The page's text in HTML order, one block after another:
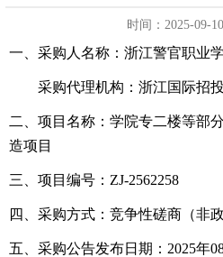
时间：2025-09-10
一、 采购人 名称：浙江警官职业
采购代理机构：浙江国际招
二、项目名称：学院专二楼等部
造项目
三、项目编号： ZJ-2562258
四、采购方式： 竞争性磋商（非
五、 采购公告发布日期：2025年